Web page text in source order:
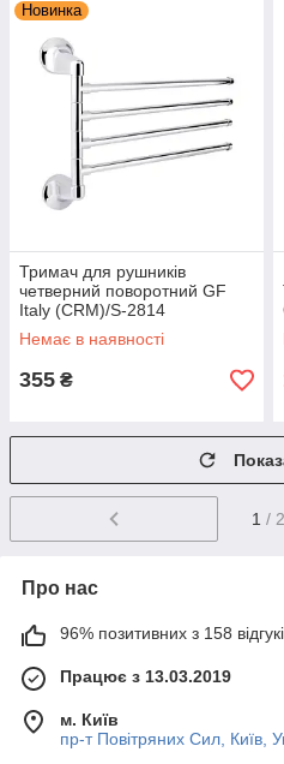
Новинка
Тримач для рушників
четверний поворотний GF
Italy (CRM)/S-2814
Немає в наявності
355 ₴
1 / 2
Про нас
96% позитивних з 158
Працює з 13.03.2019
м. Київ
пр-т Повiтряних Сил, Київ,